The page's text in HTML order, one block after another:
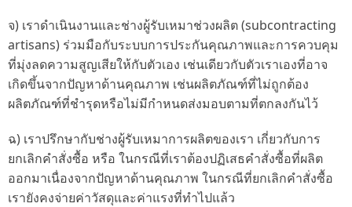
จ) เราดำเนินงานและช่างผู้รับเหมาช่วงผลิต (subcontracting
artisans) ร่วมมือกับระบบการประกันคุณภาพและการควบคุม
ที่มุ่งลดความสูญเสียให้กับตัวเอง เช่นเดียวกับตัวเราเองที่อาจ
เกิดขึ้นจากปัญหาด้านคุณภาพ เช่นผลิตภัณฑ์ที่ไม่ถูกต้อง
ผลิตภัณฑ์ที่ชำรุดหรือไม่มีกำหนดส่งมอบตามที่ตกลงกันไว้
ฉ) เราปรึกษากับช่างผู้รับเหมาการผลิตของเรา เกี่ยวกับการ
ยกเลิกคำสั่งซื้อ หรือ ในกรณีที่เราต้องปฏิเสธคำสั่งซื้อที่ผลิต
ออกมาเนื่องจากปัญหาด้านคุณภาพ ในกรณีที่ยกเลิกคำสั่งซื้อ
เรายังคงจ่ายค่าวัสดุและค่าแรงที่ทำไปแล้ว